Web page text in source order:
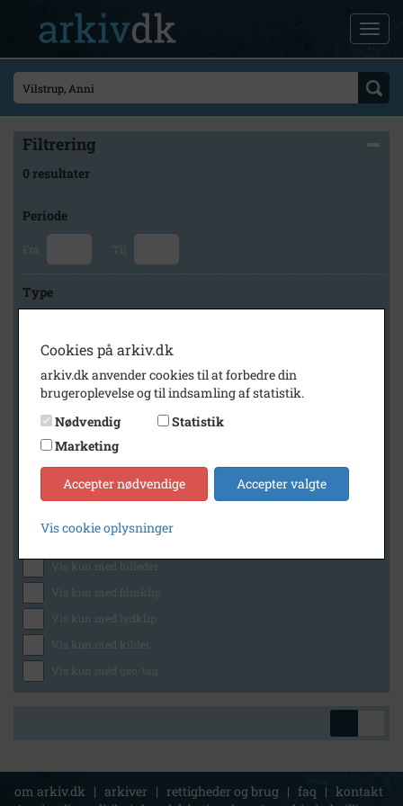
Filtrering
0 resultater
Periode
Fra Til
Type
Arkiv
Holbæk-Arkiverne / Tølløse Lokalarkiv
Generelt
Vis kun med billeder
Vis kun med filmklip
Vis kun med lydklip
Vis kun med kilder
Vis kun med geo-tag
om arkiv.dk | arkiver | rettigheder og brug | faq | kontakt
Cookies på arkiv.dk
arkiv.dk anvender cookies til at forbedre din
brugeroplevelse og til indsamling af statistik.
Nødvendig
Statistik
Marketing
Accepter nødvendige Accepter valgte
Vis cookie oplysninger